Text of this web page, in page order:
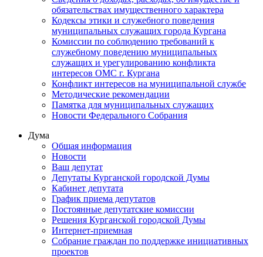
обязательствах имущественного характера
Кодексы этики и служебного поведения
муниципальных служащих города Кургана
Комиссии по соблюдению требований к
служебному поведению муниципальных
служащих и урегулированию конфликта
интересов ОМС г. Кургана
Конфликт интересов на муниципальной службе
Методические рекомендации
Памятка для муниципальных служащих
Новости Федерального Cобрания
Дума
Общая информация
Новости
Ваш депутат
Депутаты Курганской городской Думы
Кабинет депутата
График приема депутатов
Постоянные депутатские комиссии
Решения Курганской городской Думы
Интернет-приемная
Собрание граждан по поддержке инициативных
проектов